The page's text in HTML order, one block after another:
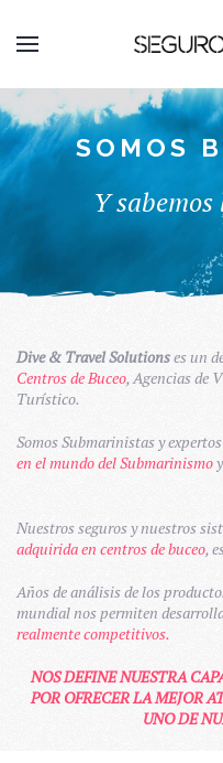
SOMOS
Y
Dive & Travel Solutionses un
Centros de Buceo, Agencias de
Turístico.
Somos Submarinistas y
en el mundo del Submarinismo
Nuestros seguros y nuestros
adquirida en centros de buceo,
Años de análisis de los
mundial nos permiten
realmente competitivos.
NOS DEFINE NUESTRA
POR OFRECER LA MEJOR
UNO DE